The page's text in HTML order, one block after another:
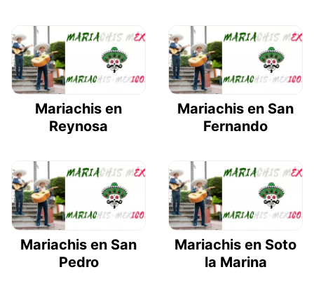
Mariachis en
Reynosa
Mariachis en San
Fernando
Mariachis en San
Pedro
Mariachis en Soto
la Marina